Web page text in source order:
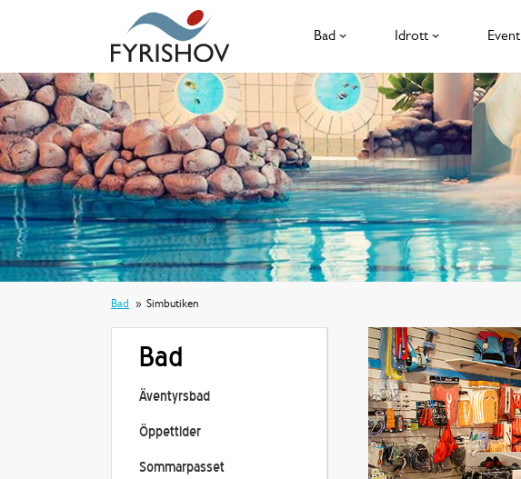
Bad Idrott Event
Bad Simbutiken
Bad
Äventyrsbad
Öppettider
Sommarpasset